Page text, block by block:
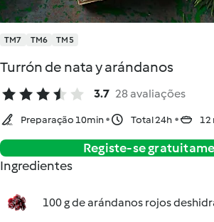
TM7 TM6 TM5
Turrón de nata y arándanos
3.7 28 avaliações
Preparação 10min Total 24h 12
Registe-se
Ingredientes
100 g de arándanos rojos